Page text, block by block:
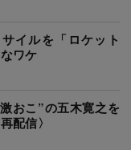
イルを「ロケット
ワケ
おこ”の五木寛之を
配信〉